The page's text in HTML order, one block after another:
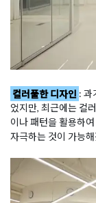
컬러풀한 디자인 : 과
었지만, 최근에는 컬
이나 패턴을 활용하
자극하는 것이 가능